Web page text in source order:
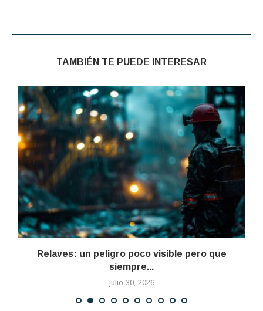
TAMBIÉN TE PUEDE INTERESAR
Relaves: un peligro poco visible pero que
siempre...
julio 30, 2026